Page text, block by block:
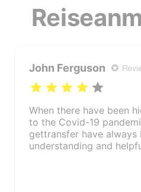
John Ferguson
When there have been
to the Covid-19
gettransfer have always
understanding and